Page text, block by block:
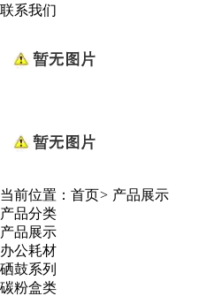
联系我们
当前位置： 首页> 产品展示
产品分类
产品展示
办公耗材
硒鼓系列
碳粉盒类